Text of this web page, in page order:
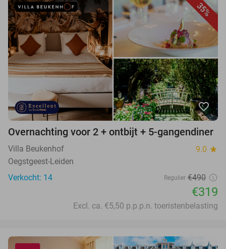
35%
favorite_border
Overnachting voor 2 + ontbijt + 5-gangendiner
Villa Beukenhof 9.0 star
Oegstgeest-Leiden
Verkocht: 14
Regulier €490
€319
Excl. ca. €5,50 p.p.p.n. toeristenbelasting